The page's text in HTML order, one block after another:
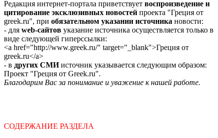
Редакция интернет-портала приветствует воспроизведение и
цитирование эксклюзивных новостей проекта "Греция от
greek.ru", при обязательном указании источника новости:
- для web-сайтов указание источника осуществляется только в
виде следующей гиперссылки:
<a href="http://www.greek.ru/" target="_blank">Греция от
greek.ru</a>
- в других СМИисточник указывается следующим образом:
Проект "Греция от Greek.ru".
Благодарим Вас за понимание и уважение к нашей работе.
СОДЕРЖАНИЕ РАЗДЕЛА